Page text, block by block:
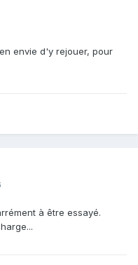
envie d'y rejouer, pour
à être essayé.